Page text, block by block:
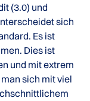
(3.0) und
sich
Es ist
Dies ist
und mit extrem
sich mit viel